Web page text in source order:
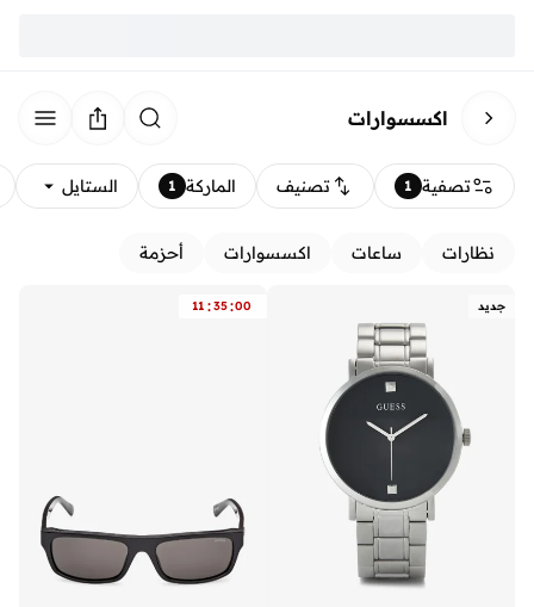
اكسسوارات
تصفية 1 تصنيف الماركة 1 الستايل
نظارات ساعات اكسسوارات أحزمة
جديد 11 :35:00